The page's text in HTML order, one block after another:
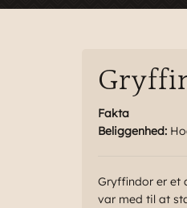
Fakta
Beliggenhed:
Gryffindor er et
var med til at